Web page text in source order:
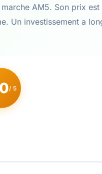
AM5. Son prix
Un investissement a
/ 5